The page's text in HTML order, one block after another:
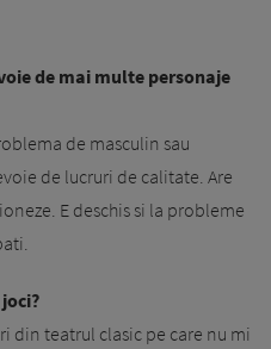
de mai multe personaje
de masculin sau
de lucruri de calitate. Are
E deschis si la probleme
din teatrul clasic pe care nu mi